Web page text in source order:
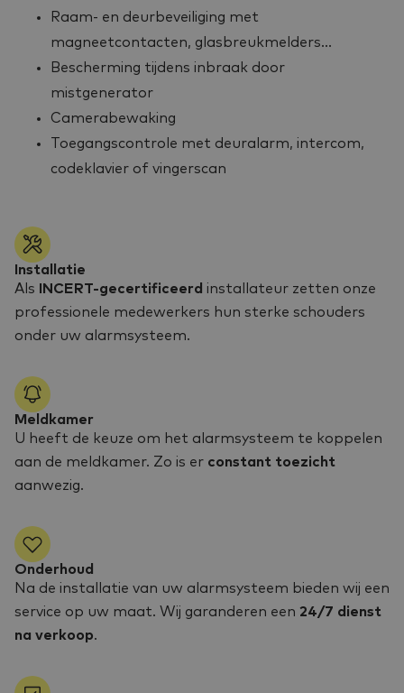
Raam- en deurbeveiliging met
magneetcontacten, glasbreukmelders…
Bescherming tijdens inbraak door
mistgenerator
Camerabewaking
Toegangscontrole met deuralarm, intercom,
codeklavier of vingerscan
Installatie
Als
INCERT-gecertificeerd installateur zetten onze
professionele medewerkers hun sterke schouders
onder uw alarmsysteem.
Meldkamer
U heeft de keuze om het alarmsysteem te koppelen
aan de meldkamer. Zo is er constant toezicht
aanwezig.
Onderhoud
Na de installatie van uw alarmsysteem bieden wij een
service op uw maat. Wij garanderen een 24/7 dienst
na verkoop.